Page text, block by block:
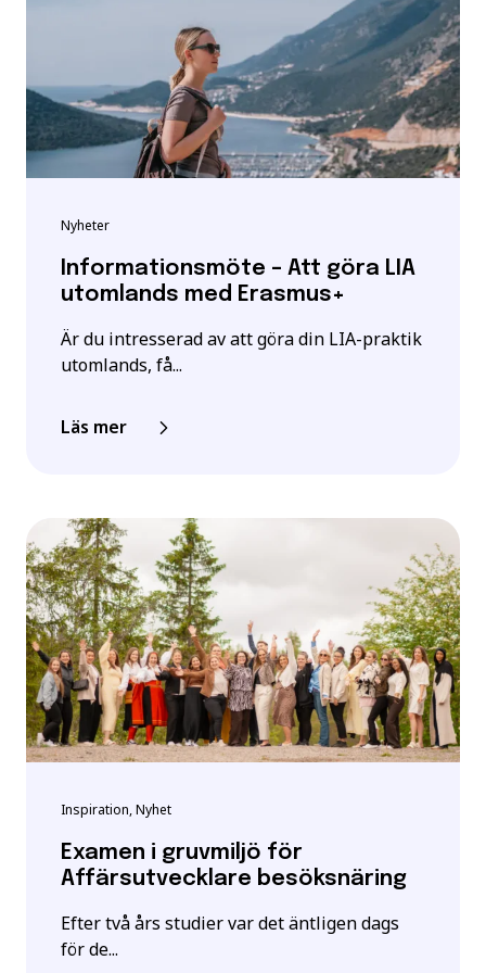
Nyheter
Informationsmöte – Att göra LIA
utomlands med Erasmus+
Är du intresserad av att göra din LIA-praktik
utomlands, få...
Läs mer
Inspiration, Nyhet
Examen i gruvmiljö för
Affärsutvecklare besöksnäring
Efter två års studier var det äntligen dags
för de...